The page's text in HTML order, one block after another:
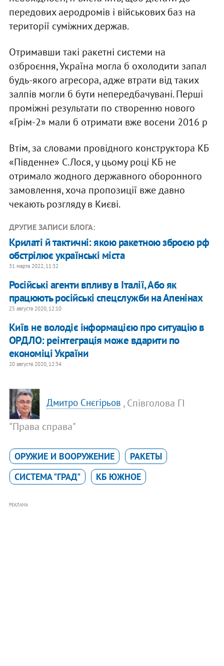
передових аеродромів і військових баз на
території суміжних держав.
Отримавши такі ракетні системи на
озброєння, Україна могла б охолодити запал
будь-якого агресора, адже втрати від таких
залпів могли б бути непередбачувані. Перші
проміжні результати по створенню нового
«Грім-2» мали б отримати вже восени 2016 р
Втім, за словами провідного конструктора КБ
«Південне» С.Лося, у цьому році КБ не
отримало жодного державного оборонного
замовлення, хоча пропозиції вже давно
чекають розгляду в Києві.
ДРУГИЕ ЗАПИСИ БЛОГА:
Крилаті й тактичні: якою ракетною зброєю рф
обстрілює українські міста
31 марта 2022, 11:32
Російські агенти впливу в Італії, Або як
працюють російські спецслужби на Апенінах
25 августа 2020, 12:10
Київ не володіє інформацією про ситуацію в
ОРДЛО: реінтеграція може вдарити по
економіці України
20 августа 2020, 12:34
Дмитро Снєгірьов , Співголова ГІ
"Права справа"
ОРУЖИЕ И ВООРУЖЕНИЕ
РАКЕТЫ
СИСТЕМА "ГРАД"
КБ ЮЖНОЕ
РЕКЛАМА